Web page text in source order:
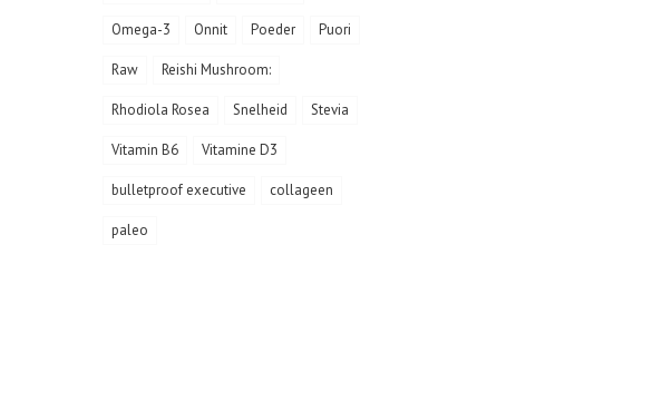
Omega-3 Onnit Poeder Puori
Raw Reishi Mushroom:
Rhodiola Rosea Snelheid Stevia
Vitamin B6 Vitamine D3
bulletproof executive collageen
paleo